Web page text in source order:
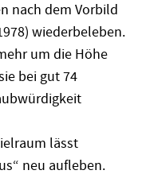
nach dem Vorbild
wiederbeleben.
um die Höhe
bei gut 74
lässt
neu aufleben.